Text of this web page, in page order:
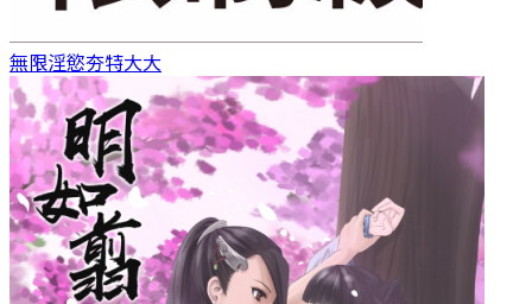
無限淫慾夯特大大